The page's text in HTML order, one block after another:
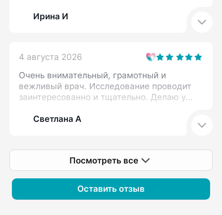
Оставить отзыв
Ирина И
4 августа 2026
Очень внимательный, грамотный и
вежливый врач. Исследование проводит
заинтересованно и тщательно. Делаю у
записаться только к Дарье Викторовне.
Светлана А
Посмотреть все